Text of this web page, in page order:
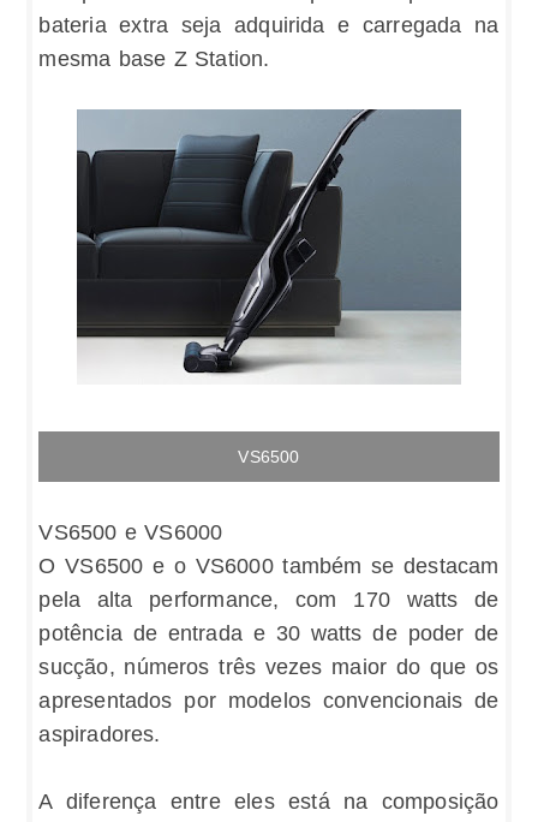
bateria extra seja adquirida e carregada na
mesma base Z Station.
VS6500
VS6500 e VS6000
O VS6500 e o VS6000 também se destacam
pela alta performance, com 170 watts de
potência de entrada e 30 watts de poder de
sucção, números três vezes maior do que os
apresentados por modelos convencionais de
aspiradores.
A diferença entre eles está na composição